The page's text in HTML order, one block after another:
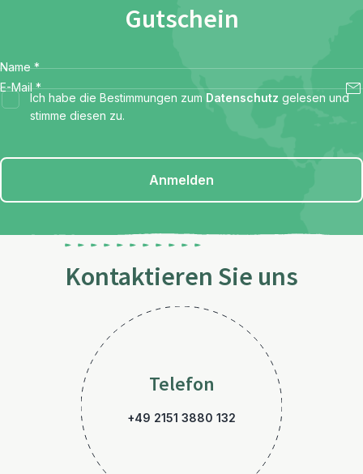
Gutschein
Name *
E-Mail *
Ich habe die Bestimmungen zum Datenschutz gelesen und
stimme diesen zu.
Anmelden
Kontaktieren Sie uns
Telefon
+49 2151 3880 132